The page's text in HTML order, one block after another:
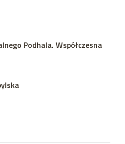
Podhala. Współczesna